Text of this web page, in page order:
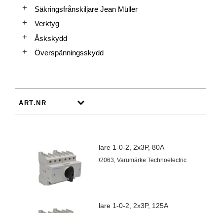
Omkopplare 1-0-2, 2x3P, 80A
Artnr 60192063, Varumärke Technoelectric
Omkopplare 1-0-2, 2x3P, 125A
Säkringsfrånskiljare Jean Müller
Verktyg
Åskskydd
Överspänningsskydd